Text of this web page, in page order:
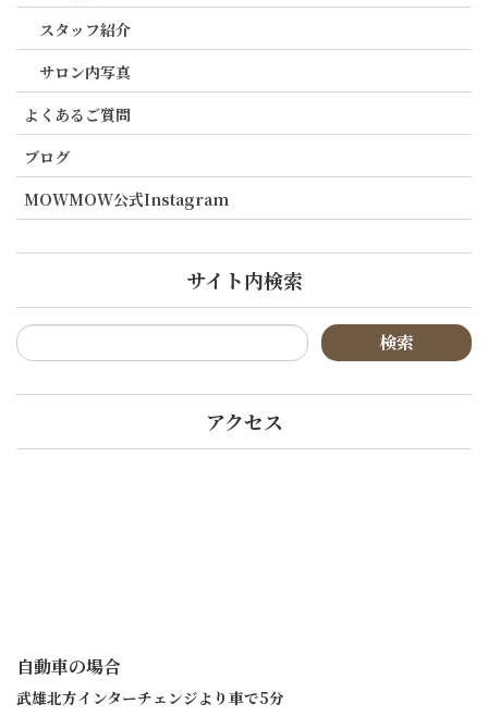
スタッフ紹介
サロン内写真
よくあるご質問
ブログ
MOWMOW公式Instagram
サイト内検索
アクセス
自動車の場合
武雄北方インターチェンジより車で5分